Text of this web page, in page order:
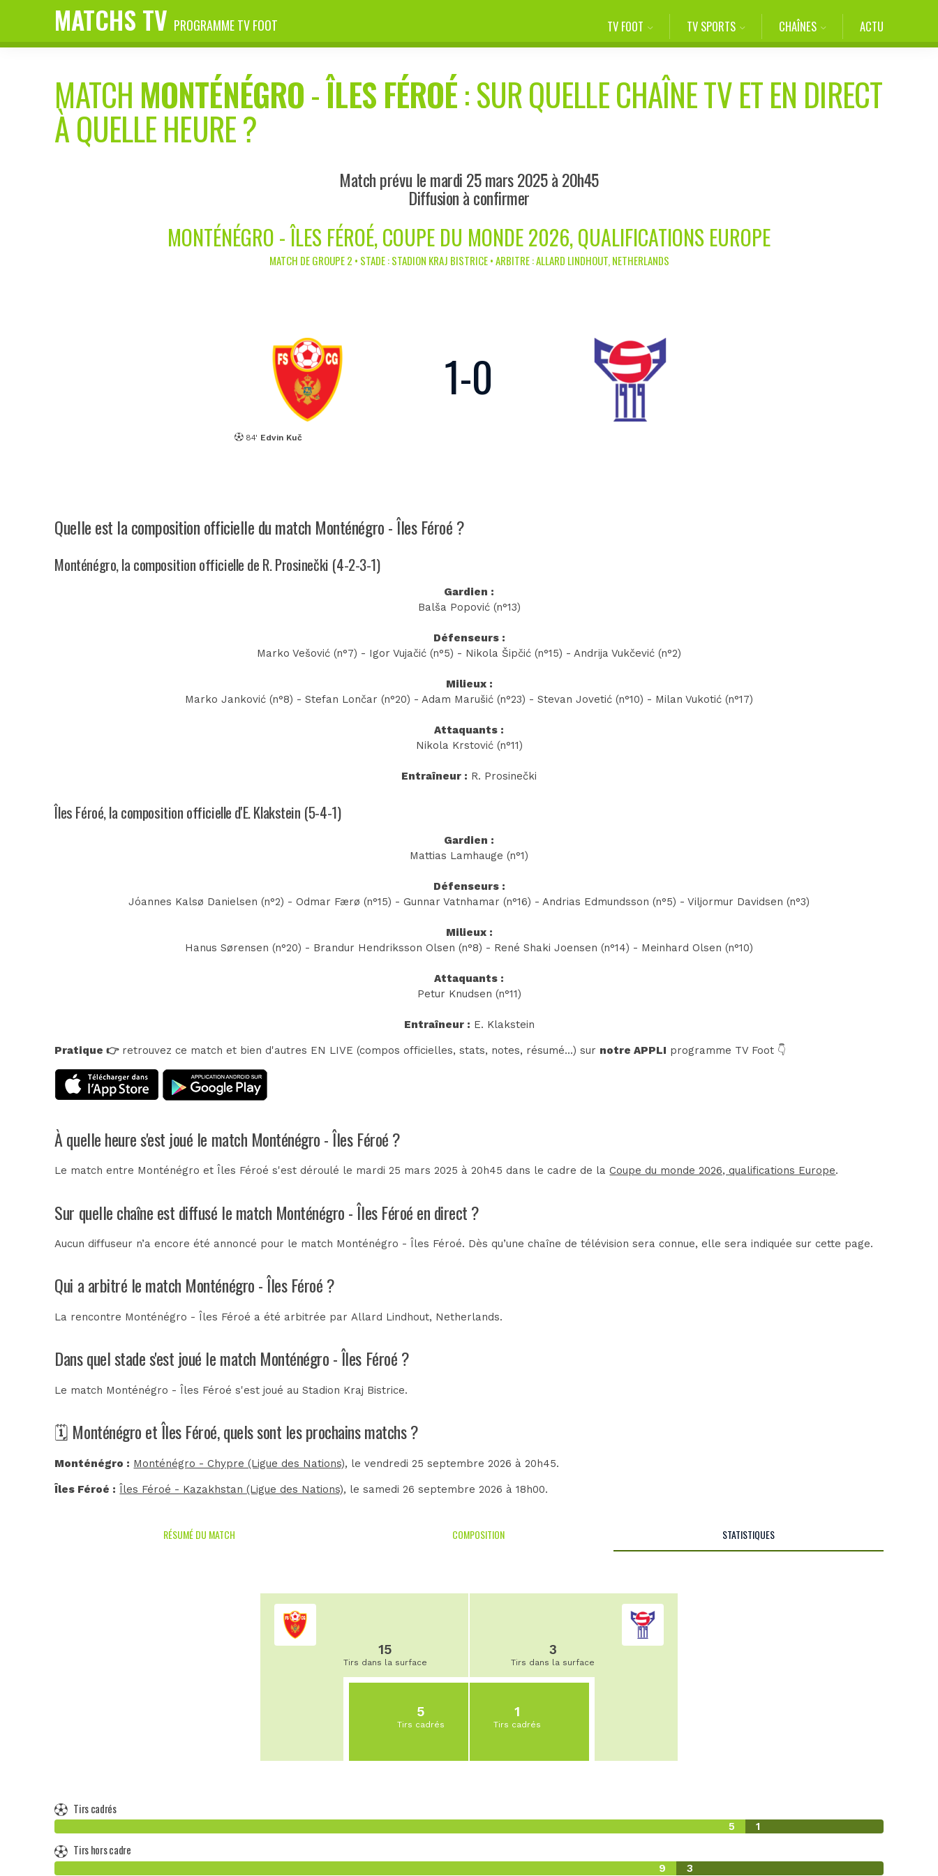
MATCHS TV PROGRAMME TV FOOT TV FOOT TV SPORTS CHAÎNES ACTU
MATCH MONTÉNÉGRO-ÎLES FÉROÉ: SUR QUELLE CHAÎNE TV ET EN DIRECT
À QUELLE HEURE ?
Match prévu le mardi 25 mars 2025 à 20h45
Diffusion à confirmer
MONTÉNÉGRO - ÎLES FÉROÉ, COUPE DU MONDE 2026, QUALIFICATIONS EUROPE
MATCH DE GROUPE 2 • STADE : STADION KRAJ BISTRICE • ARBITRE : ALLARD LINDHOUT, NETHERLANDS
84' Edvin Kuč
1-0
Quelle est la composition officielle du match Monténégro - Îles Féroé ?
Monténégro, la composition officielle de R. Prosinečki (4-2-3-1)
Gardien :
Balša Popović (n°13)
Défenseurs :
Marko Vešović (n°7) - Igor Vujačić (n°5) - Nikola Šipčić (n°15) - Andrija Vukčević (n°2)
Milieux :
Marko Janković (n°8) - Stefan Lončar (n°20) - Adam Marušić (n°23) - Stevan Jovetić (n°10) - Milan Vukotić (n°17)
Attaquants :
Nikola Krstović (n°11)
Entraîneur : R. Prosinečki
Îles Féroé, la composition officielle d'E. Klakstein (5-4-1)
Gardien :
Mattias Lamhauge (n°1)
Défenseurs :
Jóannes Kalsø Danielsen (n°2) - Odmar Færø (n°15) - Gunnar Vatnhamar (n°16) - Andrias Edmundsson (n°5) - Viljormur Davidsen (n°3)
Milieux :
Hanus Sørensen (n°20) - Brandur Hendriksson Olsen (n°8) - René Shaki Joensen (n°14) - Meinhard Olsen (n°10)
Attaquants :
Petur Knudsen (n°11)
Entraîneur : E. Klakstein
Pratique 👉retrouvez ce match et bien d'autres EN LIVE (compos officielles, stats, notes, résumé...) sur notre APPLI programme TV Foot 👇
À quelle heure s'est joué le match Monténégro - Îles Féroé ?
Le match entre Monténégro et Îles Féroé s'est déroulé le mardi 25 mars 2025 à 20h45 dans le cadre de laCoupe du monde 2026, qualifications Europe.
Sur quelle chaîne est diffusé le match Monténégro - Îles Féroé en direct ?
Aucun diffuseur n’a encore été annoncé pour le match Monténégro - Îles Féroé. Dès qu’une chaîne de télévision sera connue, elle sera indiquée sur cette page.
Qui a arbitré le match Monténégro - Îles Féroé ?
La rencontre Monténégro - Îles Féroé a été arbitrée parAllard Lindhout, Netherlands.
Dans quel stade s'est joué le match Monténégro - Îles Féroé ?
Le match Monténégro - Îles Féroé s'est joué auStadion Kraj Bistrice.
🗓️ Monténégro et Îles Féroé, quels sont les prochains matchs ?
Monténégro : Monténégro - Chypre (Ligue des Nations), le vendredi 25 septembre 2026 à 20h45.
Îles Féroé : Îles Féroé - Kazakhstan (Ligue des Nations), le samedi 26 septembre 2026 à 18h00.
RÉSUMÉ DU MATCH COMPOSITION STATISTIQUES
15
Tirs dans la surface
5
Tirs cadrés
3
Tirs dans la surface
1
Tirs cadrés
Tirs cadrés
5 1
Tirs hors cadre
9 3